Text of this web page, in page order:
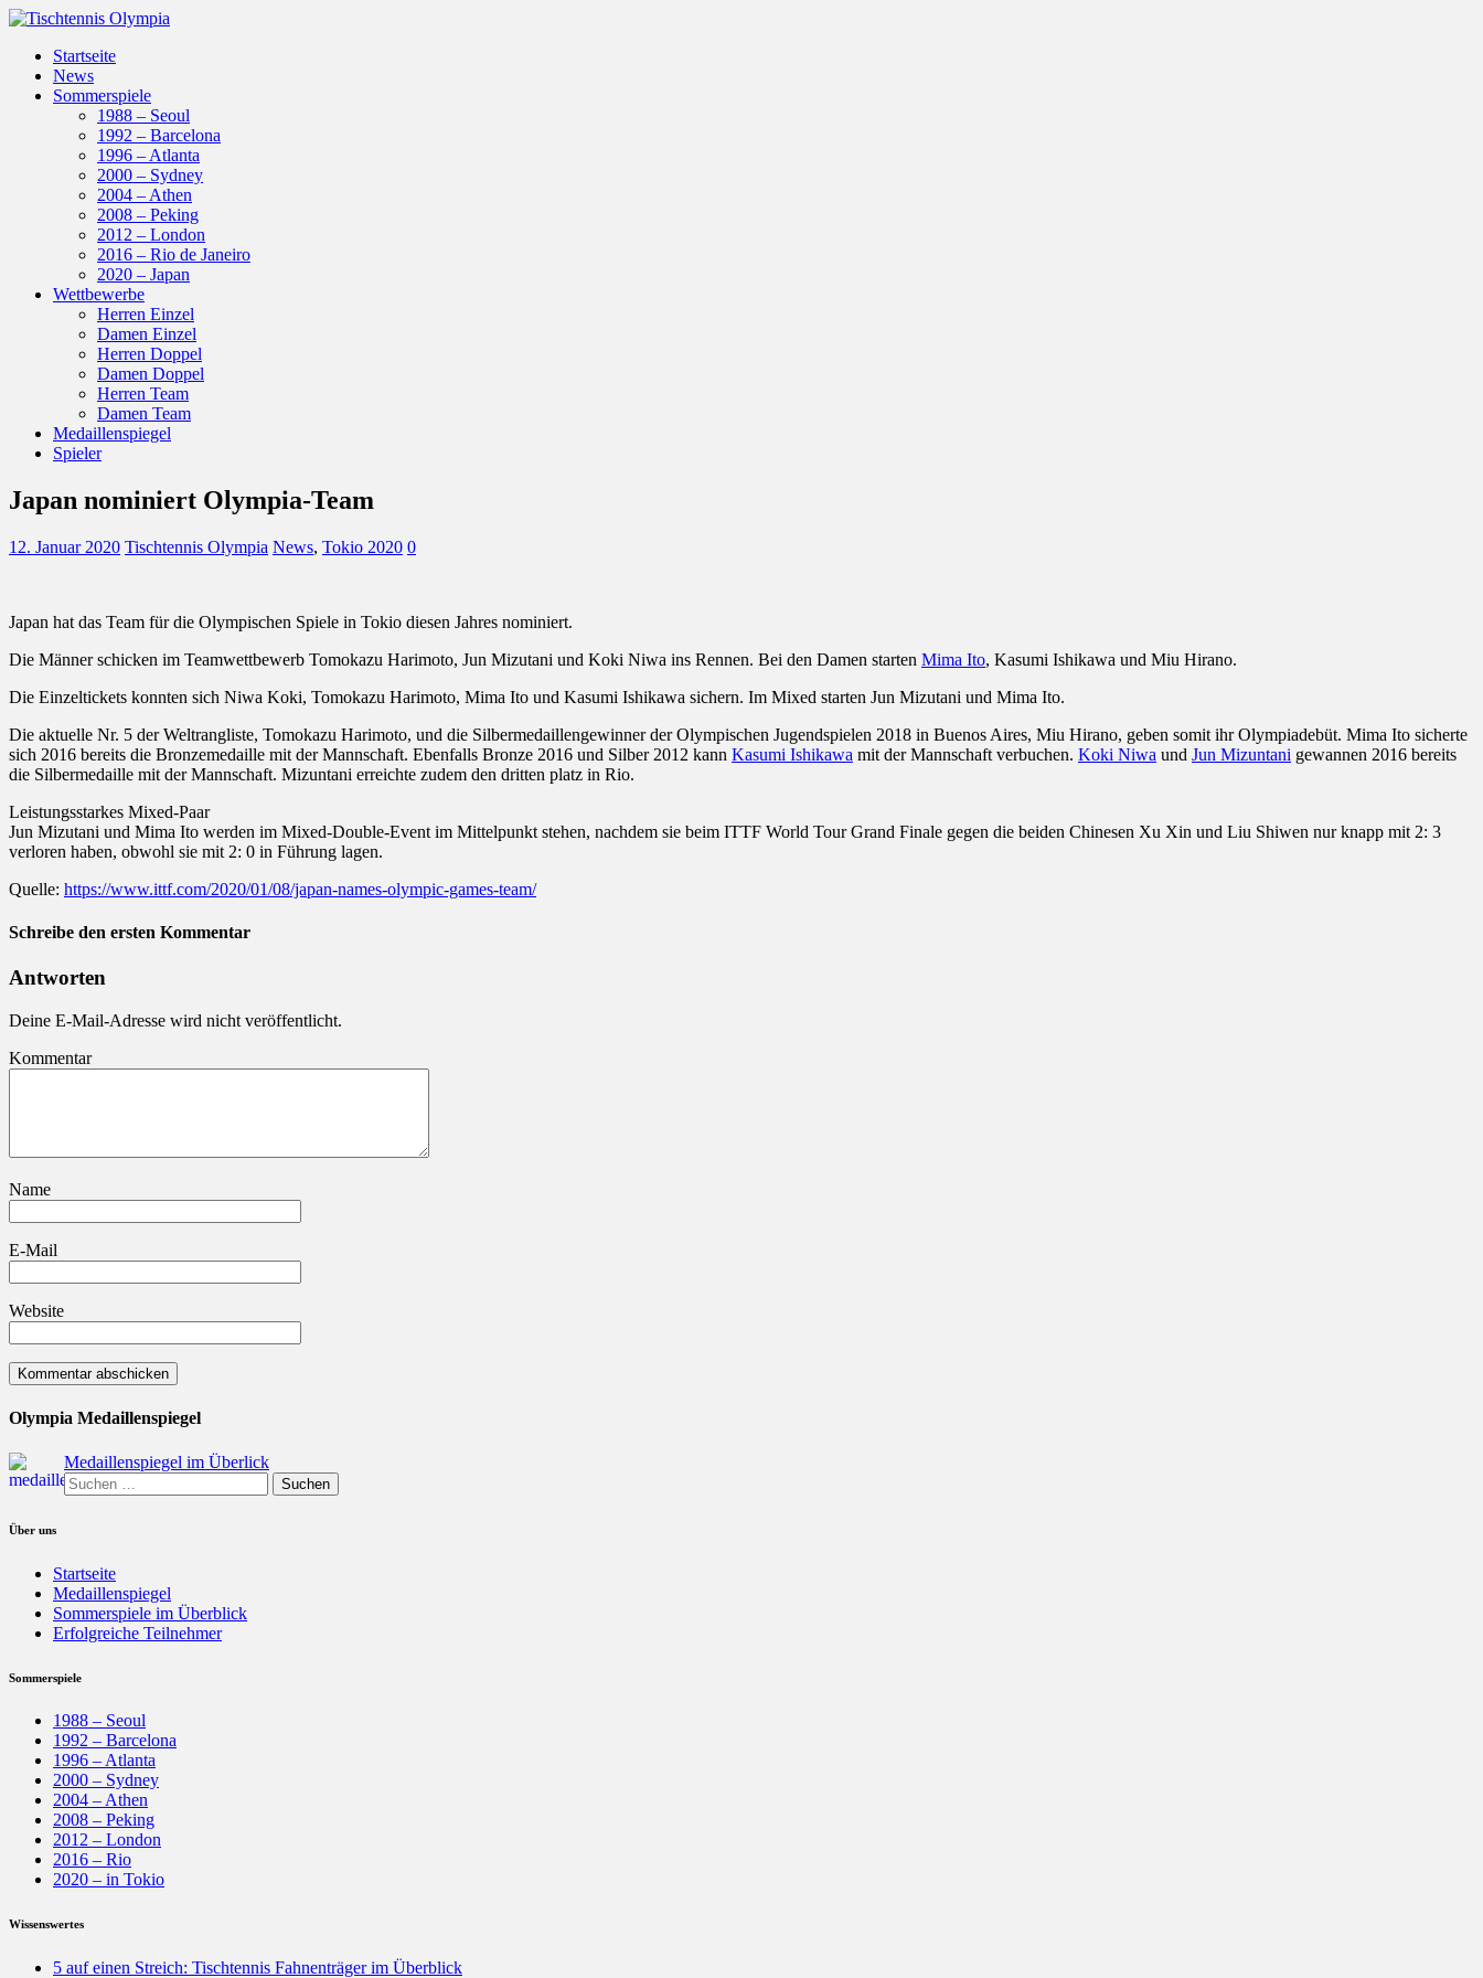
Startseite
News
Sommerspiele
1988 – Seoul
1992 – Barcelona
1996 – Atlanta
2000 – Sydney
2004 – Athen
2008 – Peking
2012 – London
2016 – Rio de Janeiro
2020 – Japan
Wettbewerbe
Herren Einzel
Damen Einzel
Herren Doppel
Damen Doppel
Herren Team
Damen Team
Medaillenspiegel
Spieler
Japan nominiert Olympia-Team
12. Januar 2020 Tischtennis Olympia News, Tokio 2020 0
Japan hat das Team für die Olympischen Spiele in Tokio diesen Jahres nominiert.
Die Männer schicken im Teamwettbewerb Tomokazu Harimoto, Jun Mizutani und Koki Niwa ins Rennen. Bei den Damen starten Mima Ito, Kasumi Ishikawa und Miu Hirano.
Die Einzeltickets konnten sich Niwa Koki, Tomokazu Harimoto, Mima Ito und Kasumi Ishikawa sichern. Im Mixed starten Jun Mizutani und Mima Ito.
Die aktuelle Nr. 5 der Weltrangliste, Tomokazu Harimoto, und die Silbermedaillengewinner der Olympischen Jugendspielen 2018 in Buenos Aires, Miu Hirano, geben somit ihr Olympiadebüt. Mima Ito sicherte
sich 2016 bereits die Bronzemedaille mit der Mannschaft. Ebenfalls Bronze 2016 und Silber 2012 kann Kasumi Ishikawa mit der Mannschaft verbuchen. Koki Niwa und Jun Mizuntani gewannen 2016 bereits
die Silbermedaille mit der Mannschaft. Mizuntani erreichte zudem den dritten platz in Rio.
Leistungsstarkes Mixed-Paar
Jun Mizutani und Mima Ito werden im Mixed-Double-Event im Mittelpunkt stehen, nachdem sie beim ITTF World Tour Grand Finale gegen die beiden Chinesen Xu Xin und Liu Shiwen nur knapp mit 2: 3
verloren haben, obwohl sie mit 2: 0 in Führung lagen.
Quelle: https://www.ittf.com/2020/01/08/japan-names-olympic-games-team/
Schreibe den ersten Kommentar
Antworten
Deine E-Mail-Adresse wird nicht veröffentlicht.
Kommentar
Name
E-Mail
Website
Olympia Medaillenspiegel
Medaillenspiegel im Überlick
Suchen
nach:
Über uns
Startseite
Medaillenspiegel
Sommerspiele im Überblick
Erfolgreiche Teilnehmer
Sommerspiele
1988 – Seoul
1992 – Barcelona
1996 – Atlanta
2000 – Sydney
2004 – Athen
2008 – Peking
2012 – London
2016 – Rio
2020 – in Tokio
Wissenswertes
5 auf einen Streich: Tischtennis Fahnenträger im Überblick